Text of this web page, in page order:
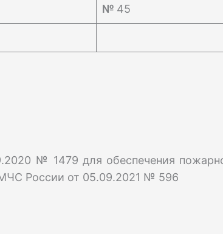
№ 45
№ 1479 для обеспечения
России от 05.09.2021 № 596